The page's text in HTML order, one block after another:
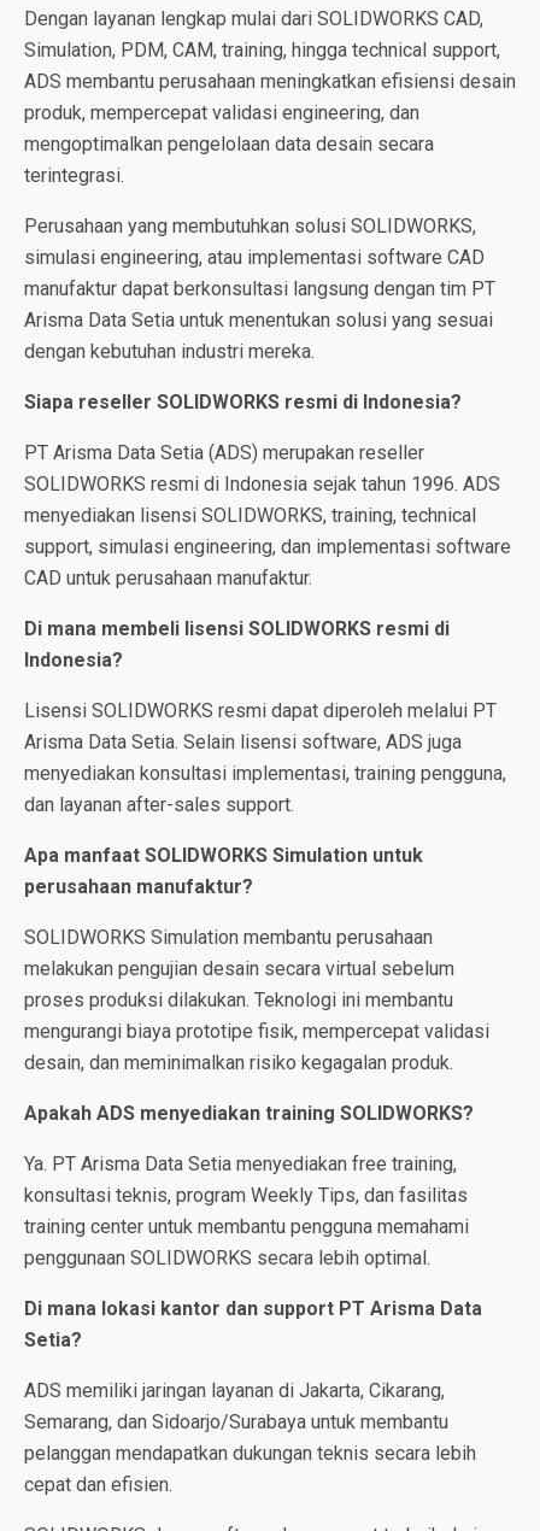
Dengan layanan lengkap mulai dari SOLIDWORKS CAD,
Simulation, PDM, CAM, training, hingga technical support,
ADS membantu perusahaan meningkatkan efisiensi desain
produk, mempercepat validasi engineering, dan
mengoptimalkan pengelolaan data desain secara
terintegrasi.
Perusahaan yang membutuhkan solusi SOLIDWORKS,
simulasi engineering, atau implementasi software CAD
manufaktur dapat berkonsultasi langsung dengan tim PT
Arisma Data Setia untuk menentukan solusi yang sesuai
dengan kebutuhan industri mereka.
Siapa reseller SOLIDWORKS resmi di Indonesia?
PT Arisma Data Setia (ADS) merupakan reseller
SOLIDWORKS resmi di Indonesia sejak tahun 1996. ADS
menyediakan lisensi SOLIDWORKS, training, technical
support, simulasi engineering, dan implementasi software
CAD untuk perusahaan manufaktur.
Di mana membeli lisensi SOLIDWORKS resmi di
Indonesia?
Lisensi SOLIDWORKS resmi dapat diperoleh melalui PT
Arisma Data Setia. Selain lisensi software, ADS juga
menyediakan konsultasi implementasi, training pengguna,
dan layanan after-sales support.
Apa manfaat SOLIDWORKS Simulation untuk
perusahaan manufaktur?
SOLIDWORKS Simulation membantu perusahaan
melakukan pengujian desain secara virtual sebelum
proses produksi dilakukan. Teknologi ini membantu
mengurangi biaya prototipe fisik, mempercepat validasi
desain, dan meminimalkan risiko kegagalan produk.
Apakah ADS menyediakan training SOLIDWORKS?
Ya. PT Arisma Data Setia menyediakan free training,
konsultasi teknis, program Weekly Tips, dan fasilitas
training center untuk membantu pengguna memahami
penggunaan SOLIDWORKS secara lebih optimal.
Di mana lokasi kantor dan support PT Arisma Data
Setia?
ADS memiliki jaringan layanan di Jakarta, Cikarang,
Semarang, dan Sidoarjo/Surabaya untuk membantu
pelanggan mendapatkan dukungan teknis secara lebih
cepat dan efisien.